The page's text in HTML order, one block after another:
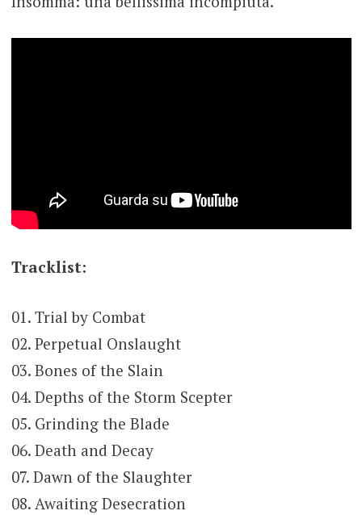
Tracklist:
01. Trial by Combat
02. Perpetual Onslaught
03. Bones of the Slain
04. Depths of the Storm Scepter
05. Grinding the Blade
06. Death and Decay
07. Dawn of the Slaughter
08. Awaiting Desecration